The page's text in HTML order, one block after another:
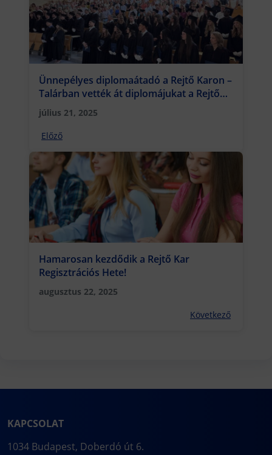
Ünnepélyes diplomaátadó a Rejtő Karon –
Talárban vették át diplomájukat a Rejtő
Kar végzős hallgatói
július 21, 2025
Előző
Hamarosan kezdődik a Rejtő Kar
Regisztrációs Hete!
augusztus 22, 2025
Következő
KAPCSOLAT
1034 Budapest, Doberdó út 6.